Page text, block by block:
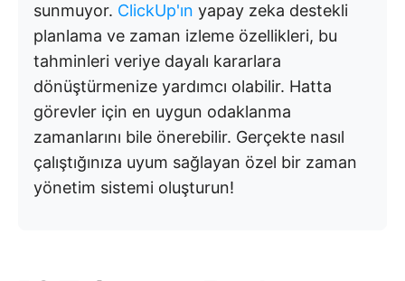
sunmuyor. ClickUp'ın yapay zeka destekli
planlama ve zaman izleme özellikleri, bu
tahminleri veriye dayalı kararlara
dönüştürmenize yardımcı olabilir. Hatta
görevler için en uygun odaklanma
zamanlarını bile önerebilir. Gerçekte nasıl
çalıştığınıza uyum sağlayan özel bir zaman
yönetim sistemi oluşturun!